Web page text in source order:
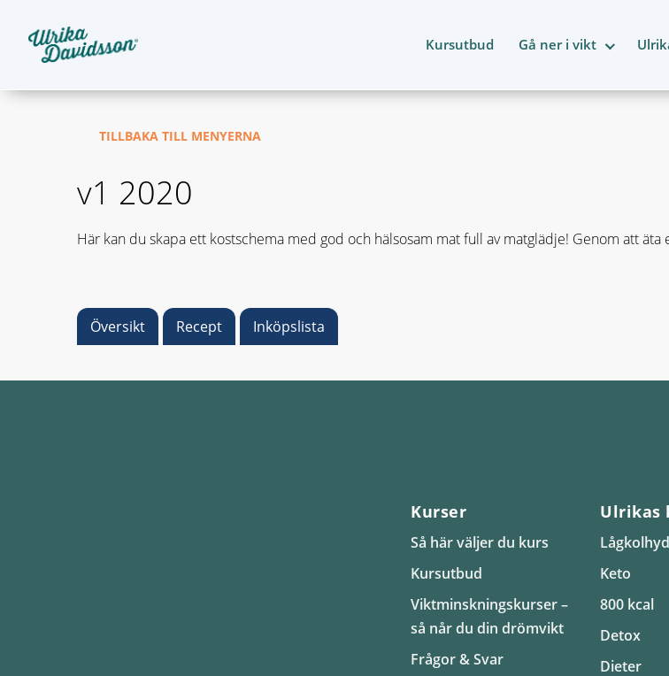
Kursutbud Gå ner i vikt
TILLBAKA TILL MENYERNA
v1 2020
Här kan du skapa ett kostschema med god och hälsosam mat full av matglädje! Genom att
Översikt Recept Inköpslista
Kurser
Så här väljer du kurs
Kursutbud
Viktminskningskurser –
så når du din drömvikt
Frågor & Svar
Ulrikas
Keto
800 kcal
Detox
Dieter